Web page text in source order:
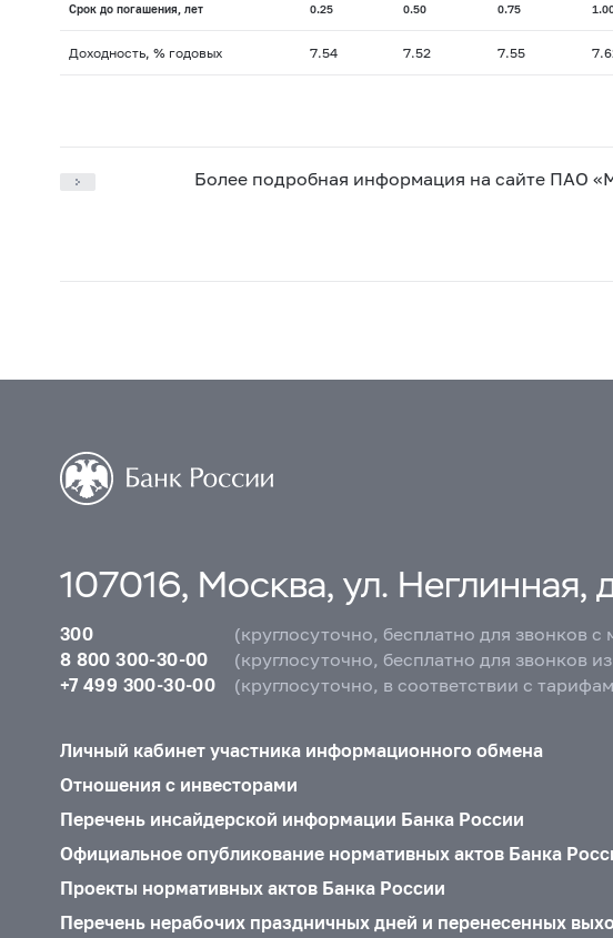
Срок до погашения, лет 0.25 0.50 0.75
Доходность, % годовых 7.54 7.52 7.55
Более подробная информация на сайте ПАО
107016, Москва, ул. Неглинная,
300
(круглосуточно, бесплатно для звонков
8 800 300-30-00
(круглосуточно, бесплатно для звонков
+7 499 300-30-00
(круглосуточно, в соответствии с
Личный кабинет участника информационного обмена
Отношения с инвесторами
Перечень инсайдерской информации Банка России
Официальное опубликование нормативных актов Банка
Проекты нормативных актов Банка России
Перечень нерабочих праздничных дней и перенесенных